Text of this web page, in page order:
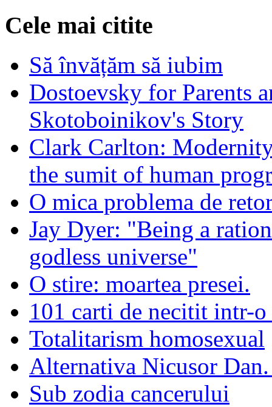
Cele mai citite
Să învățăm să iubim
Dostoevsky for Parents
Skotoboinikov's Story
Clark Carlton:
the sumit of human
O mica problema de
Jay Dyer: "Being a
godless universe"
O stire: moartea presei.
101 carti de necitit intr-
Totalitarism homosexual
Alternativa Nicusor
Sub zodia cancerului